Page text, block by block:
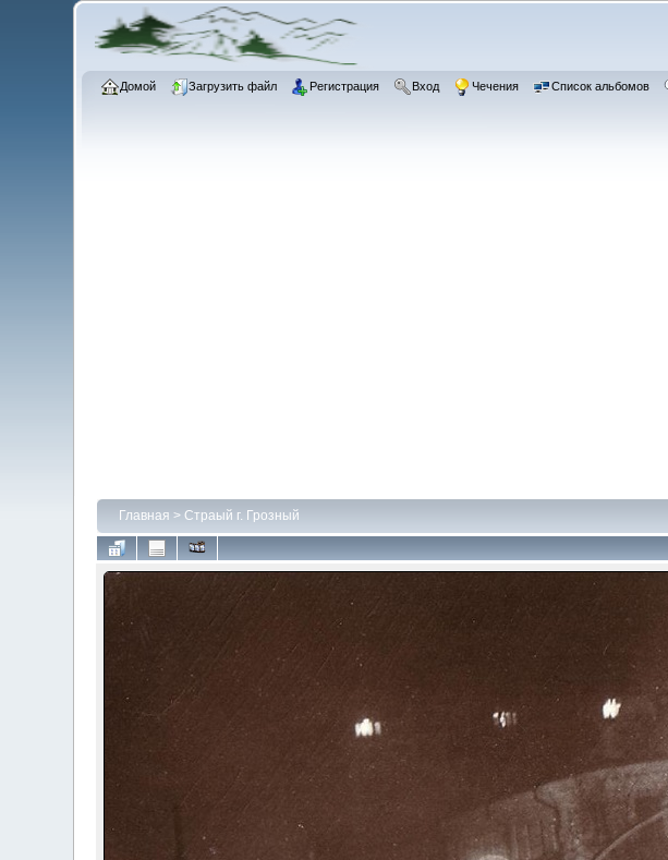
Домой Загрузить файл Регистрация Вход Чечения Список альбомов
Главная > Страый г. Грозный